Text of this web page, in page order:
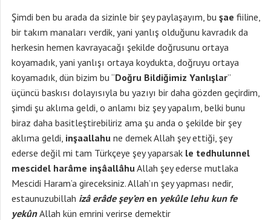
Şimdi ben bu arada da sizinle bir şey paylaşayım, bu şae fiiline,
bir takım manaları verdik, yani yanlış olduğunu kavradık da
herkesin hemen kavrayacağı şekilde doğrusunu ortaya
koyamadık, yani yanlışı ortaya koydukta, doğruyu ortaya
koyamadık, dün bizim bu “Doğru Bildiğimiz Yanlışlar”
üçüncü baskısı dolayısıyla bu yazıyı bir daha gözden geçirdim,
şimdi şu aklıma geldi, o anlamı biz şey yapalım, belki bunu
biraz daha basitleştirebiliriz ama şu anda o şekilde bir şey
aklıma geldi, inşaallahu ne demek Allah şey ettiği, şey
ederse değil mi tam Türkçeye şey yaparsak le tedhulunnel
mescidel harâme inşâallâhuAllah şey ederse mutlaka
Mescidi Haram’a gireceksiniz. Allah’ın şey yapması nedir,
estaunuzubillah izâ erâde şey’en en yekûle lehu kun fe
yekûnAllah kün emrini verirse demektir